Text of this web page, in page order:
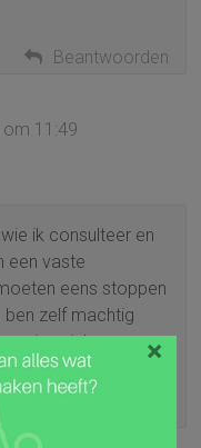
Beantwoorden
11:49
ik consulteer en
een vaste
eens stoppen
ben zelf machtig
zich eens
bemoeien.
×